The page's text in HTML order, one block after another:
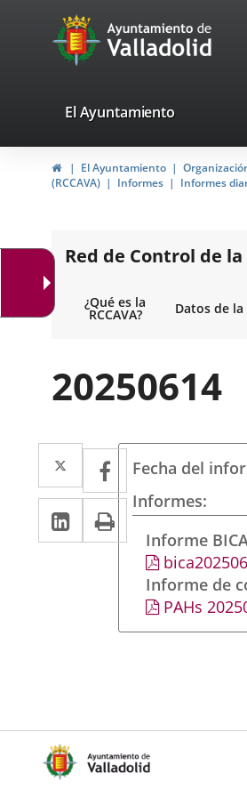
Portal
Web
Ayuntamiento
de
Valladolid
valladolid.es
El Ayuntamiento
InicioEl Ayuntamiento
(RCCAVA)
Informes Informes
Red de Control de
¿Qué es la
RCCAVA? Datos de la
20250614
Twitter
Enlace
a
una
aplicación
externa.
Facebook
Enlace
a
una
aplicación
externa.
LinkedIn
Enlace
a
aplicación
externa.
Imprimir
Fecha del
Informes
Informe
Informe de
PAHs